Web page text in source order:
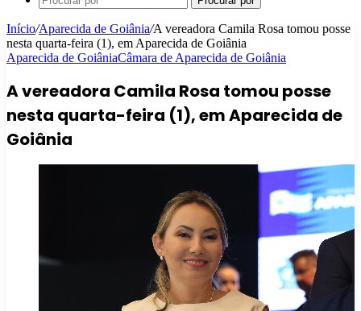
Início/Aparecida de Goiânia/A vereadora Camila Rosa tomou posse
nesta quarta-feira (1), em Aparecida de Goiânia
Aparecida de GoiâniaCâmara de Aparecida de Goiânia
A vereadora Camila Rosa tomou posse
nesta quarta-feira (1), em Aparecida de
Goiânia